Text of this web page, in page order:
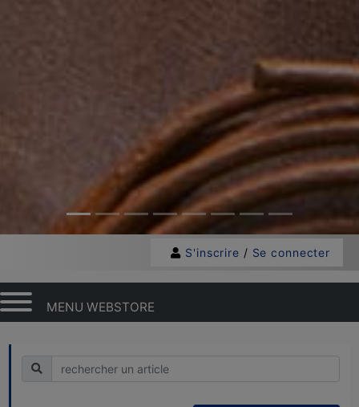
S'inscrire / Se connecter
MENU WEBSTORE
Recherche